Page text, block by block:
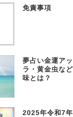
免責事項
夢占い金運ア
ラ・黄金虫な
味とは？
2025年令和7